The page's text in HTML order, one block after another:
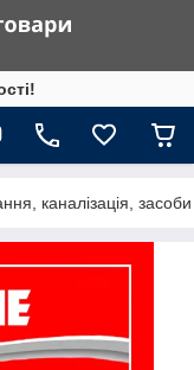
каналізація,